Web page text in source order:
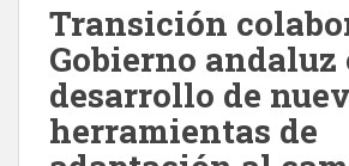
Transición
Gobierno andaluz
desarrollo de
herramientas de